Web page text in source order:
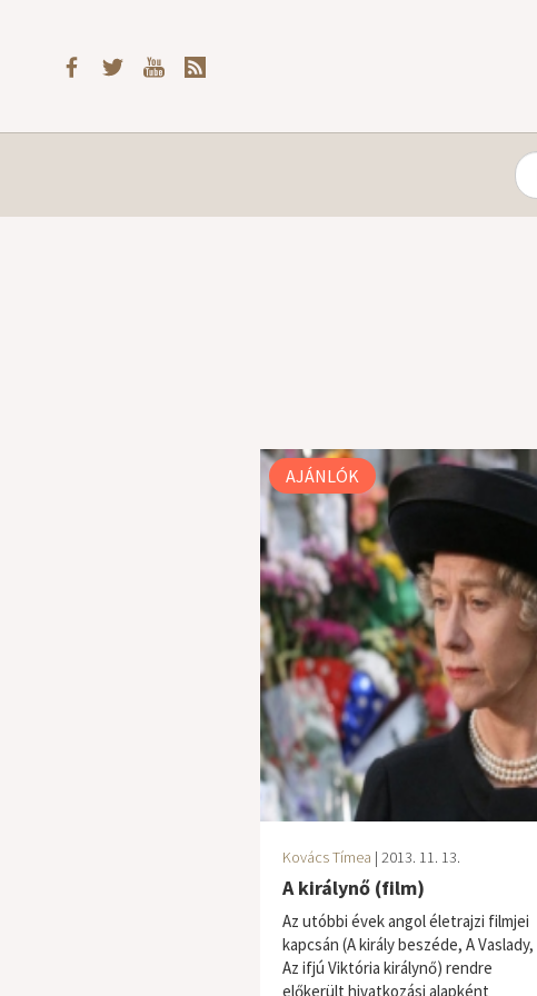
AJÁNLÓK
Kovács Tímea | 2013. 11. 13.
A királynő (film)
Az utóbbi évek angol életrajzi filmjei
kapcsán (A király beszéde, A Vaslady,
Az ifjú Viktória királynő) rendre
előkerült hivatkozási alapként